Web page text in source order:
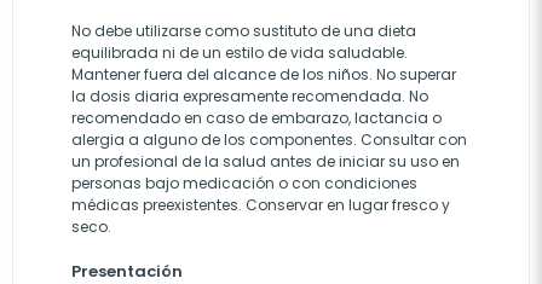
No debe utilizarse como sustituto de una dieta
equilibrada ni de un estilo de vida saludable.
Mantener fuera del alcance de los niños. No superar
la dosis diaria expresamente recomendada. No
recomendado en caso de embarazo, lactancia o
alergia a alguno de los componentes. Consultar con
un profesional de la salud antes de iniciar su uso en
personas bajo medicación o con condiciones
médicas preexistentes. Conservar en lugar fresco y
seco.
Presentación